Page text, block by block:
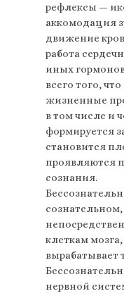
рефлексы —
аккомодация
движение
работа
иных
всего того,
жизненные
в том числе и
формируется
становится
проявляются
сознания.
клеткам
вырабатывает
нервной